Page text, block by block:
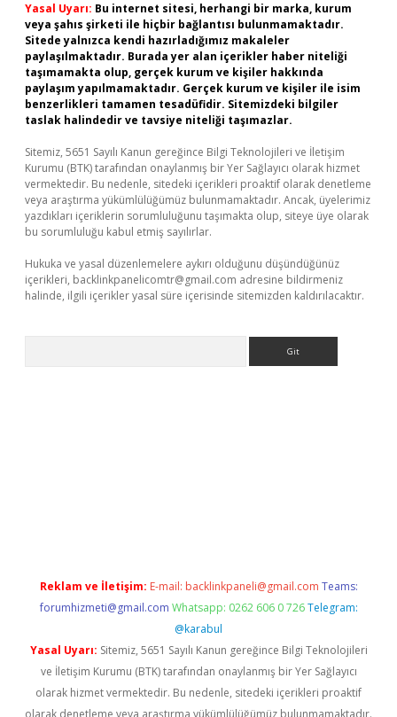
Yasal Uyarı: Bu internet sitesi, herhangi bir marka, kurum
veya şahıs şirketi ile hiçbir bağlantısı bulunmamaktadır.
Sitede yalnızca kendi hazırladığımız makaleler
paylaşılmaktadır. Burada yer alan içerikler haber niteliği
taşımamakta olup, gerçek kurum ve kişiler hakkında
paylaşım yapılmamaktadır. Gerçek kurum ve kişiler ile isim
benzerlikleri tamamen tesadüfidir. Sitemizdeki bilgiler
taslak halindedir ve tavsiye niteliği taşımazlar.
Sitemiz, 5651 Sayılı Kanun gereğince Bilgi Teknolojileri ve İletişim
Kurumu (BTK) tarafından onaylanmış bir Yer Sağlayıcı olarak hizmet
vermektedir. Bu nedenle, sitedeki içerikleri proaktif olarak denetleme
veya araştırma yükümlülüğümüz bulunmamaktadır. Ancak, üyelerimiz
yazdıkları içeriklerin sorumluluğunu taşımakta olup, siteye üye olarak
bu sorumluluğu kabul etmiş sayılırlar.
Hukuka ve yasal düzenlemelere aykırı olduğunu düşündüğünüz
içerikleri, backlinkpanelicomtr@gmail.com adresine bildirmeniz
halinde, ilgili içerikler yasal süre içerisinde sitemizden kaldırılacaktır.
Reklam ve İletişim: E-mail: backlinkpaneli@gmail.com Teams:
forumhizmeti@gmail.com Whatsapp: 0262 606 0 726 Telegram:
@karabul
Yasal Uyarı: Sitemiz, 5651 Sayılı Kanun gereğince Bilgi Teknolojileri
ve İletişim Kurumu (BTK) tarafından onaylanmış bir Yer Sağlayıcı
olarak hizmet vermektedir. Bu nedenle, sitedeki içerikleri proaktif
olarak denetleme veya araştırma yükümlülüğümüz bulunmamaktadır.